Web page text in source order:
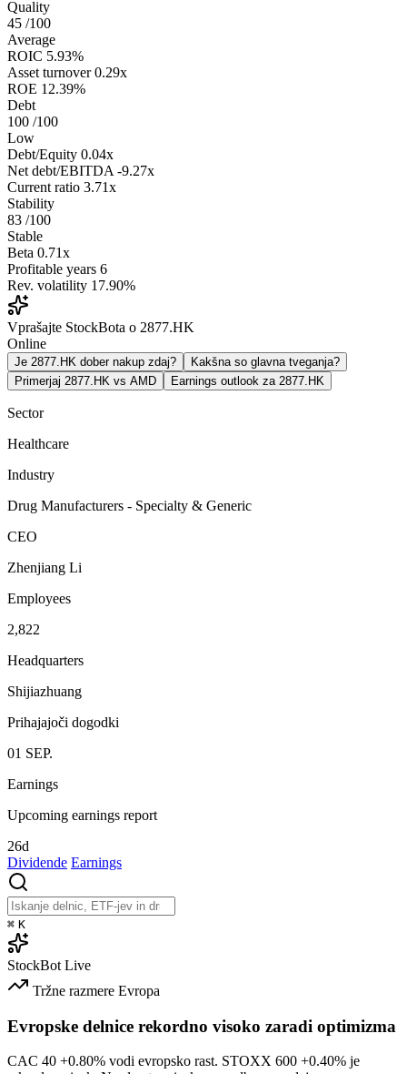
Quality
45 /100
Average
ROIC 5.93%
Asset turnover 0.29x
ROE 12.39%
Debt
100 /100
Low
Debt/Equity 0.04x
Net debt/EBITDA -9.27x
Current ratio 3.71x
Stability
83 /100
Stable
Beta 0.71x
Profitable years 6
Rev. volatility 17.90%
Vprašajte StockBota o 2877.HK
Online
Je 2877.HK dober nakup zdaj?
Kakšna so glavna tveganja?
Primerjaj 2877.HK vs AMD
Earnings outlook za 2877.HK
Sector
Healthcare
Industry
Drug Manufacturers - Specialty & Generic
CEO
Zhenjiang Li
Employees
2,822
Headquarters
Shijiazhuang
Prihajajoči dogodki
01 SEP.
Earnings
Upcoming earnings report
26d
Dividende Earnings
⌘ K
StockBot Live
Tržne razmere Evropa
Evropske delnice rekordno visoko zaradi optimizma
CAC 40 +0.80% vodi evropsko rast. STOXX 600 +0.40% je